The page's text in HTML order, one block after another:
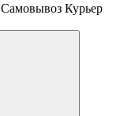
Самовывоз Курьер